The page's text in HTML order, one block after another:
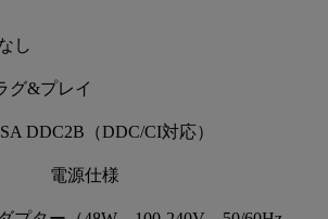
し
グ&プレイ
DDC2B（DDC/CI対応）
電源仕様